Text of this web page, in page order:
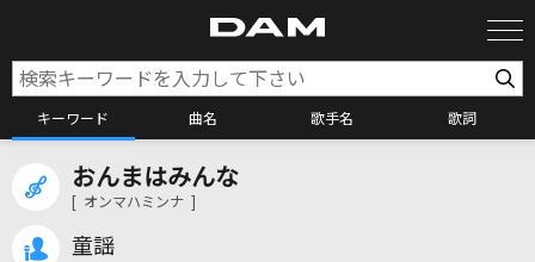
キーワード 曲名 歌手名 歌詞
カラオケ検索
おんまはみんな
[ オンマハミンナ ]
童謡